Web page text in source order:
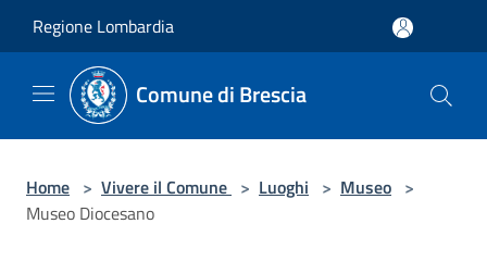
Regione Lombardia
Comune di Brescia
Home > Vivere il Comune > Luoghi > Museo >
Museo Diocesano